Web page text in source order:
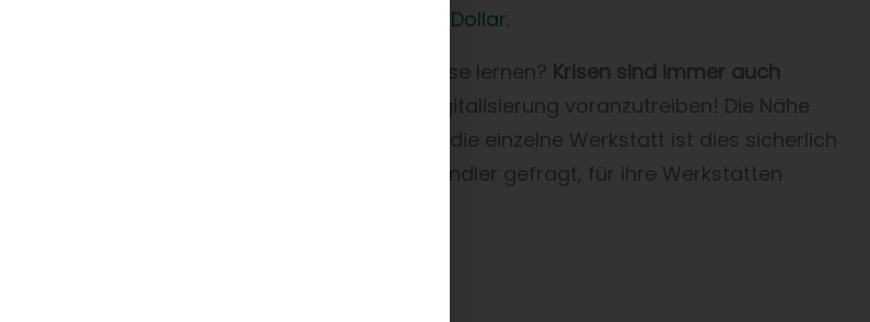
stieg in nur zehn Tagen um 100 Mrd. US-Dollar.
Aftermarket aus der aktuellen Corona-Krise lernen? Krisen sind immer auch
Aftermarket ist es jetzt höchste Zeit, die Digitalisierung voranzutreiben! Die Nähe
werden, auch in schwierigen Zeiten. Für die einzelne Werkstatt ist dies sicherlich
sind die Kfz-Teile-Hersteller und Großhändler gefragt, für ihre Werkstätten
zu entwickeln.
ist transparente Kommunikation alles: